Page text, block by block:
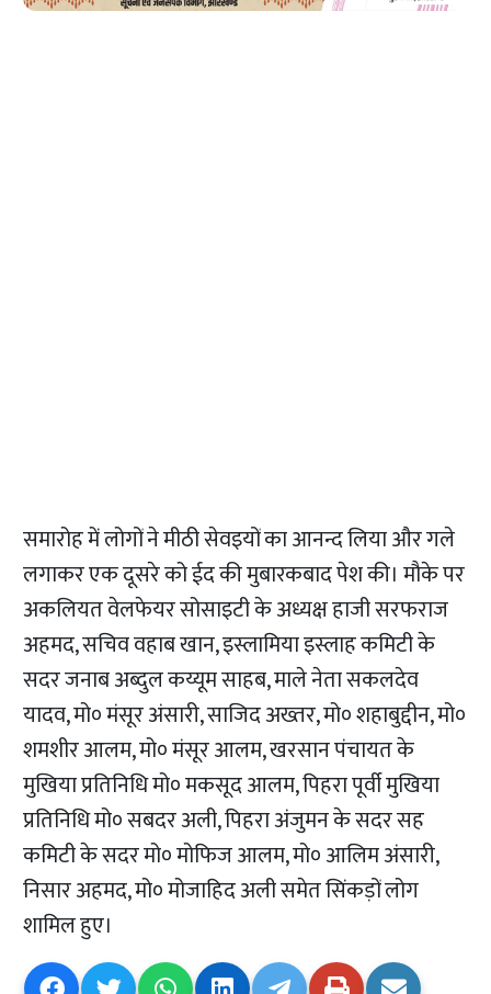
समारोह में लोगों ने मीठी सेवइयों का आनन्द लिया और गले
लगाकर एक दूसरे को ईद की मुबारकबाद पेश की। मौके पर
अकलियत वेलफेयर सोसाइटी के अध्यक्ष हाजी सरफराज
अहमद, सचिव वहाब खान, इस्लामिया इस्लाह कमिटी के
सदर जनाब अब्दुल कय्यूम साहब, माले नेता सकलदेव
यादव, मो० मंसूर अंसारी, साजिद अख्तर, मो० शहाबुद्दीन, मो०
शमशीर आलम, मो० मंसूर आलम, खरसान पंचायत के
मुखिया प्रतिनिधि मो० मकसूद आलम, पिहरा पूर्वी मुखिया
प्रतिनिधि मो० सबदर अली, पिहरा अंजुमन के सदर सह
कमिटी के सदर मो० मोफिज आलम, मो० आलिम अंसारी,
निसार अहमद, मो० मोजाहिद अली समेत सिंकड़ों लोग
शामिल हुए।